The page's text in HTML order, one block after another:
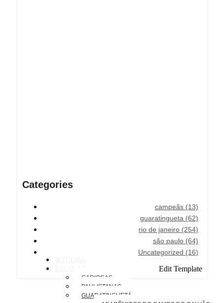
Categories
campeãs (13)
guaratingueta (62)
rio de janeiro (254)
são paulo (64)
Uncategorized (16)
Edit Template
CARIOCAS
PAULISTANAS
GUARATINGUETÁ